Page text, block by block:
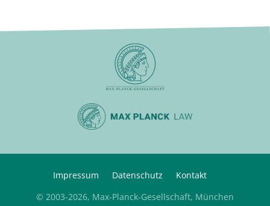
Impressum Datenschutz
Kontakt
© 2003-2026, Max-Planck-Gesellschaft, München